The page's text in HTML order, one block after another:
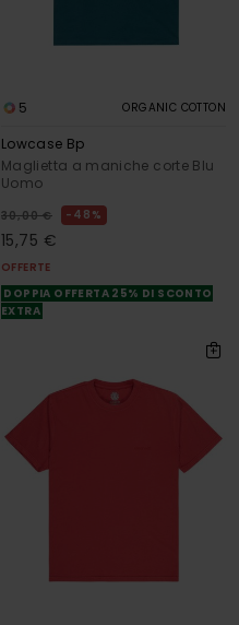
5 ORGANIC COTTON
Lowcase Bp
Maglietta a maniche corte Blu
Uomo
30,00 € 48%
15,75 €
OFFERTE
DOPPIA OFFERTA 25% DI SCONTO
EXTRA